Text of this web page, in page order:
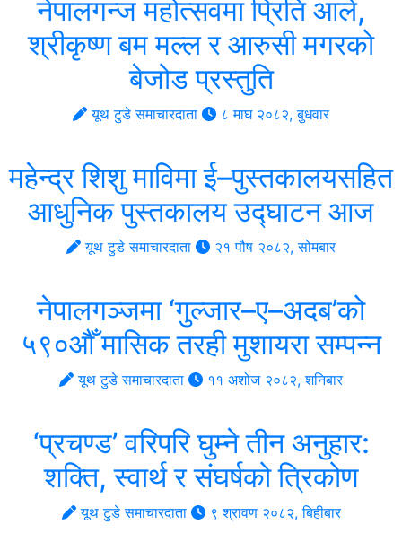
नेपालगन्ज महोत्सवमा प्रिति आले,
श्रीकृष्ण बम मल्ल र आरुसी मगरको
बेजोड प्रस्तुति
यूथ टुडे समाचारदाता ८ माघ २०८२, बुधवार
महेन्द्र शिशु माविमा ई–पुस्तकालयसहित
आधुनिक पुस्तकालय उद्घाटन आज
यूथ टुडे समाचारदाता २१ पौष २०८२, सोमबार
नेपालगञ्जमा ‘गुल्जार–ए–अदब’को
५९०औँ मासिक तरही मुशायरा सम्पन्न
यूथ टुडे समाचारदाता ११ अशोज २०८२, शनिबार
‘प्रचण्ड’ वरिपरि घुम्ने तीन अनुहार:
शक्ति, स्वार्थ र संघर्षको त्रिकोण
यूथ टुडे समाचारदाता ९ श्रावण २०८२, बिहीबार